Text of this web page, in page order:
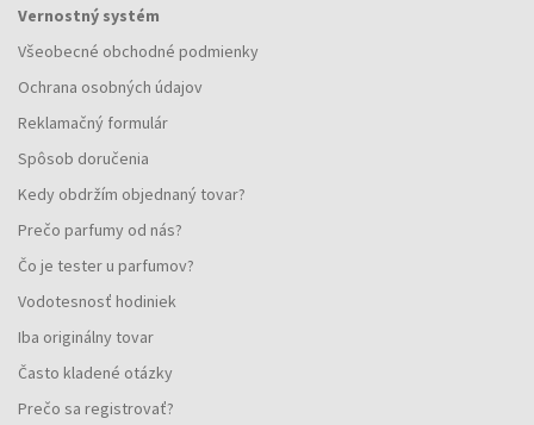
Vernostný systém
Všeobecné obchodné podmienky
Ochrana osobných údajov
Reklamačný formulár
Spôsob doručenia
Kedy obdržím objednaný tovar?
Prečo parfumy od nás?
Čo je tester u parfumov?
Vodotesnosť hodiniek
Iba originálny tovar
Často kladené otázky
Prečo sa registrovať?